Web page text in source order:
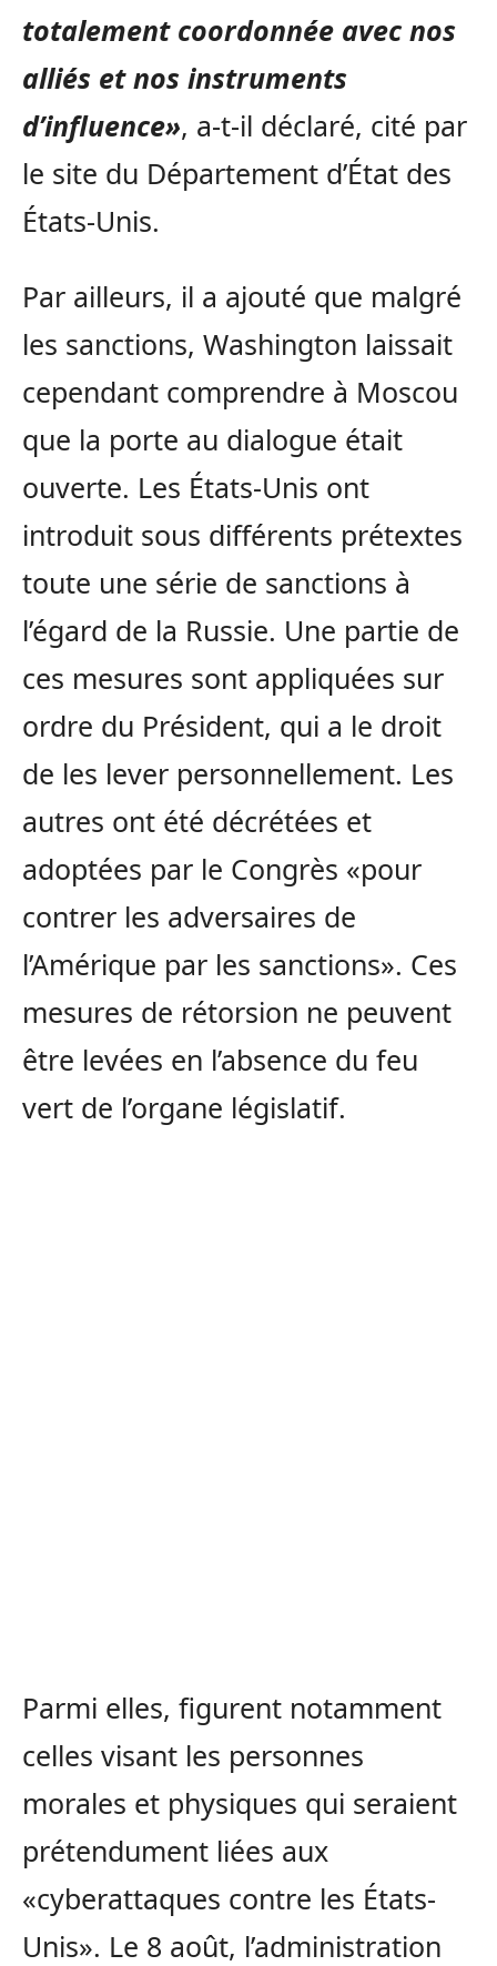
totalement coordonnée avec nos
alliés et nos instruments
d’influence», a-t-il déclaré, cité par
le site du Département d’État des
États-Unis.
Par ailleurs, il a ajouté que malgré
les sanctions, Washington laissait
cependant comprendre à Moscou
que la porte au dialogue était
ouverte. Les États-Unis ont
introduit sous différents prétextes
toute une série de sanctions à
l’égard de la Russie. Une partie de
ces mesures sont appliquées sur
ordre du Président, qui a le droit
de les lever personnellement. Les
autres ont été décrétées et
adoptées par le Congrès «pour
contrer les adversaires de
l’Amérique par les sanctions». Ces
mesures de rétorsion ne peuvent
être levées en l’absence du feu
vert de l’organe législatif.
Parmi elles, figurent notamment
celles visant les personnes
morales et physiques qui seraient
prétendument liées aux
«cyberattaques contre les États-
Unis». Le 8 août, l’administration